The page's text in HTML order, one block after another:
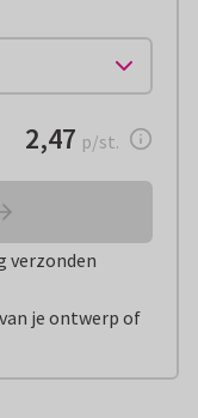
€ 2,47per stuk
2,47 p/st.
verzonden
je ontwerp of